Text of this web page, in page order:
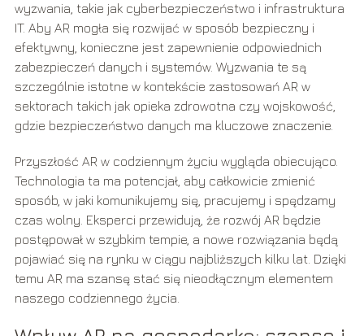
wyzwania, takie jak cyberbezpieczeństwo i infrastruktura
IT. Aby AR mogła się rozwijać w sposób bezpieczny i
efektywny, konieczne jest zapewnienie odpowiednich
zabezpieczeń danych i systemów. Wyzwania te są
szczególnie istotne w kontekście zastosowań AR w
sektorach takich jak opieka zdrowotna czy wojskowość,
gdzie bezpieczeństwo danych ma kluczowe znaczenie.
Przyszłość AR w codziennym życiu wygląda obiecująco.
Technologia ta ma potencjał, aby całkowicie zmienić
sposób, w jaki komunikujemy się, pracujemy i spędzamy
czas wolny. Eksperci przewidują, że rozwój AR będzie
postępował w szybkim tempie, a nowe rozwiązania będą
pojawiać się na rynku w ciągu najbliższych kilku lat. Dzięki
temu AR ma szansę stać się nieodłącznym elementem
naszego codziennego życia.